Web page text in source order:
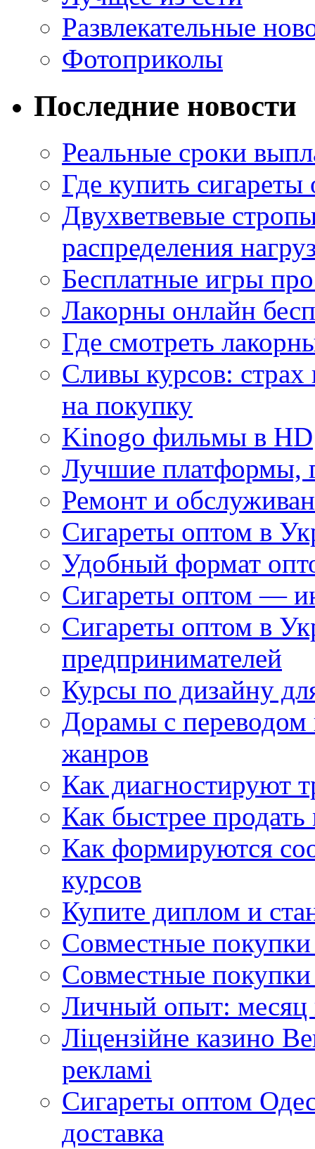
Развлекательные
Фотоприколы
Последние новости
Реальные сроки
Где купить
Двухветвевые
распределения
Бесплатные игры
Лакорны онлайн
Где смотреть
Сливы курсов:
на покупку
Kinogo фильмы в HD
Лучшие платформы,
Ремонт и
Сигареты оптом в
Удобный формат
Сигареты оптом —
Сигареты оптом в
предпринимателей
Курсы по дизайну
Дорамы с переводом
жанров
Как диагностируют
Как быстрее
Как формируются
курсов
Купите диплом и
Совместные
Совместные покупки
Личный опыт: месяц
Ліцензійне казино
рекламі
Сигареты оптом
доставка